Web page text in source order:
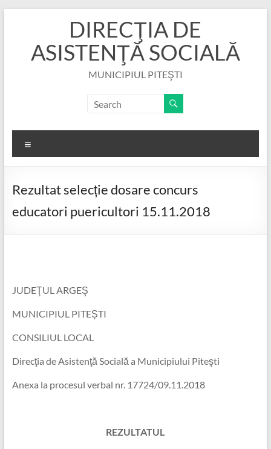
DIRECŢIA DE
ASISTENŢĂ SOCIALĂ
MUNICIPIUL PITEŞTI
Rezultat selecție dosare concurs
educatori puericultori 15.11.2018
JUDEŢUL ARGEŞ
MUNICIPIUL PITEȘTI
CONSILIUL LOCAL
Direcţia de Asistenţă Socială a Municipiului Piteşti
Anexa la procesul verbal nr. 17724/09.11.2018
REZULTATUL